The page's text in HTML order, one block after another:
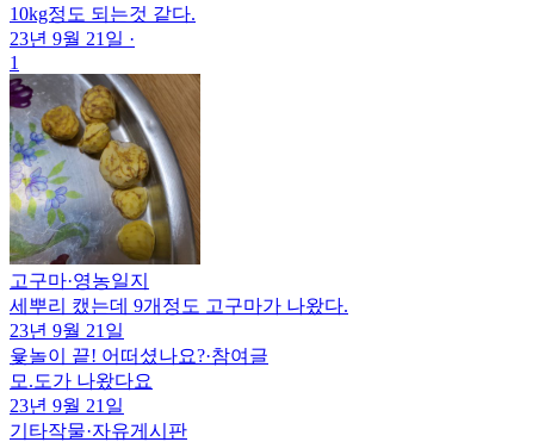
10kg정도 되는것 같다.
23년 9월 21일 ·
1
고구마·영농일지
세뿌리 캤는데 9개정도 고구마가 나왔다.
23년 9월 21일
윷놀이 끝! 어떠셨나요?·참여글
모.도가 나왔다요
23년 9월 21일
기타작물·자유게시판